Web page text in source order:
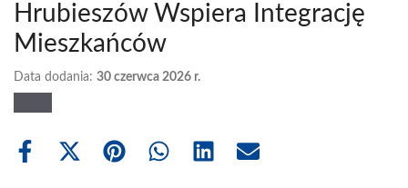
Hrubieszów Wspiera Integrację
Mieszkańców
Data dodania: 30 czerwca 2026 r.
Share
Share Share Share Share Share